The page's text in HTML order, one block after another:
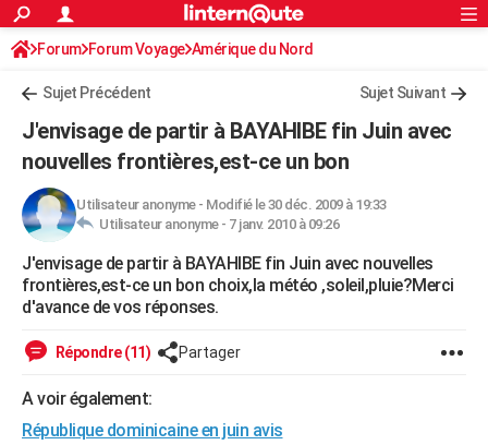
ACTUALITÉS
Politique
Société
Faits Divers
Education
Monde
Villes
+
Programme TV
Streaming
Sorties cinéma
FINANCE
Retraite
Impôts
Epargne
Immobilier
Risques naturels par ville
Banque
Assurance
Crédit
AUTO
Essais
Réserver un essai
Citadines
Berlines
SUV
Forum auto
HIGH-TECH
Mobiles
Meilleur smartphone
Internet
Ordinateurs
Jeux vidéo
Guide high-tech
+BRICOLAGE
WEEK-END
Art de vivre
Bien-être
Loisirs
Mode
Modes de vie
SANTE
S'inscrire
Connexion
Forum Forum Voyage Amérique du Nord
Sujet Précédent Sujet Suivant
J'envisage de partir à BAYAHIBE fin Juin avec
nouvelles frontières,est-ce un bon
Utilisateur anonyme- Modifié le 30 déc. 2009 à 19:33
Utilisateur anonyme - 7 janv. 2010 à 09:26
J'envisage de partir à BAYAHIBE fin Juin avec nouvelles
frontières,est-ce un bon choix,la météo ,soleil,pluie?Merci
d'avance de vos réponses.
Répondre (11) Partager
A voir également:
République dominicaine en juin avis